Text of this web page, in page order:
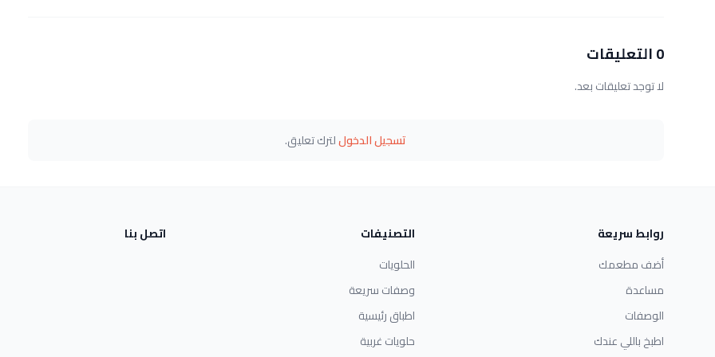
0 التعليقات
لا توجد تعليقات بعد.
تسجيل الدخوللترك تعليق.
روابط سريعة
أضف مطعمك
مساعدة
الوصفات
اطبخ باللي عندك
التصنيفات
الحلويات
وصفات سريعة
اطباق رئيسية
حلويات غربية
اتصل بنا